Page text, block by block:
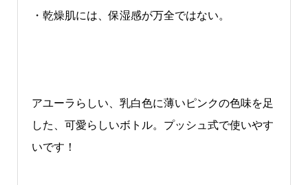
・乾燥肌には、保湿感が万全ではない。
アユーラらしい、乳白色に薄いピンクの色味を足
した、可愛らしいボトル。プッシュ式で使いやす
いです！